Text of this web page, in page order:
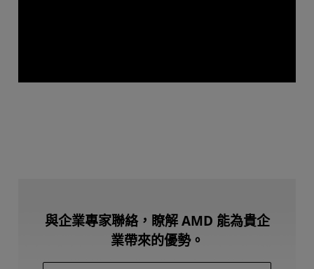
與企業專家聯絡，瞭解 AMD 能為貴企
業帶來的優勢。